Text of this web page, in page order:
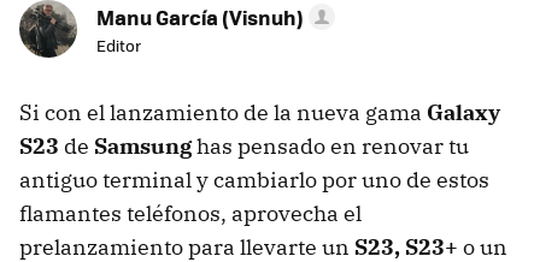
Manu García (Visnuh)
Editor
Si con el lanzamiento de la nueva gama Galaxy
S23 de Samsunghas pensado en renovar tu
antiguo terminal y cambiarlo por uno de estos
flamantes teléfonos, aprovecha el
prelanzamiento para llevarte un S23, S23+ o un